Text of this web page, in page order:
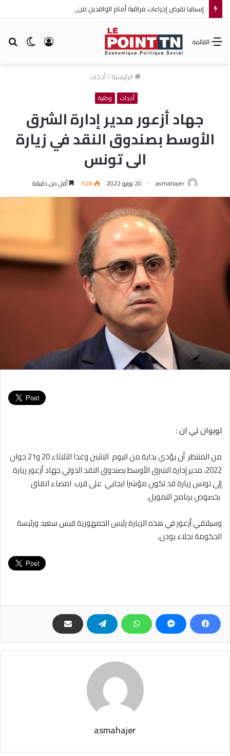
إسبانيا تفرض إجراءات مراقبة أمام الوافدين من إيطاليا!
الوضع تسجيل
القائمة
الرئيسية/أحداث
أحداث وطنية
جهاد أزعور مدير إدارة الشرق
الأوسط بصندوق النقد في زيارة
الى تونس
asmahajer 20 يونيو 2022 628 أقل من دقيقة
لوبوان تي ان :
من المنتظر أن يؤدي بداية من اليوم الاثنين وغدا الثلاثاء 20 و21 جوان
2022، مدير إدارة الشرق الأوسط بصندوق النقد الدولي جهاد أزعور زيارة
إلى تونس زيارة قد تكون مؤشرا ايجابي على قرب امضاء اتفاق
بخصوص برنامج التمويل.
وسيلتقي أزعور في هذه الزيارة رئيس الجمهورية قيس سعيد ورئيسة
الحكومة نجلاء بودن.
asmahajer